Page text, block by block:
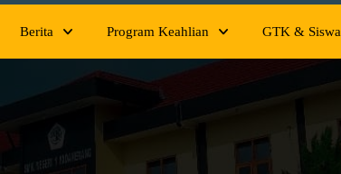
Berita Program Keahlian GTK & Siswa